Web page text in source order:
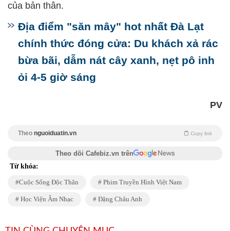
của bản thân.
Địa điểm "săn mây" hot nhất Đà Lạt
chính thức đóng cửa: Du khách xả rác
bừa bãi, dẫm nát cây xanh, nẹt pô inh
ỏi 4-5 giờ sáng
PV
Theo nguoiduatin.vn Copy link
Theo dõi Cafebiz.vn trên
Từ khóa:
Cuộc Sống Độc Thân Phim Truyền Hình Việt Nam
Học Viện Âm Nhạc Đặng Châu Anh